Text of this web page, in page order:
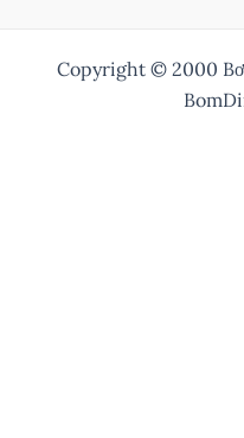
Copyright © 2000